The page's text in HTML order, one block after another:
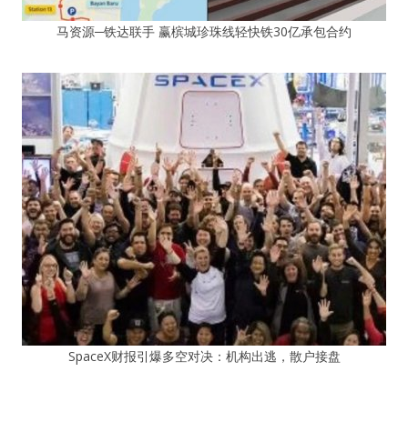
马资源─铁达联手 赢槟城珍珠线轻快铁30亿承包合约
SpaceX财报引爆多空对决：机构出逃，散户接盘